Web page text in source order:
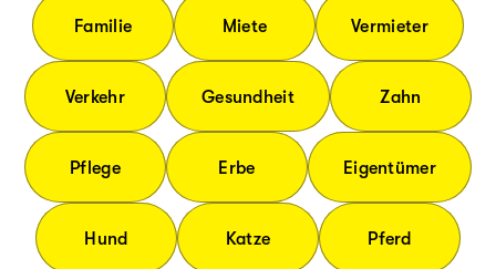
Familie Miete Vermieter
Verkehr Gesundheit Zahn
Pflege Erbe Eigentümer
Hund Katze Pferd